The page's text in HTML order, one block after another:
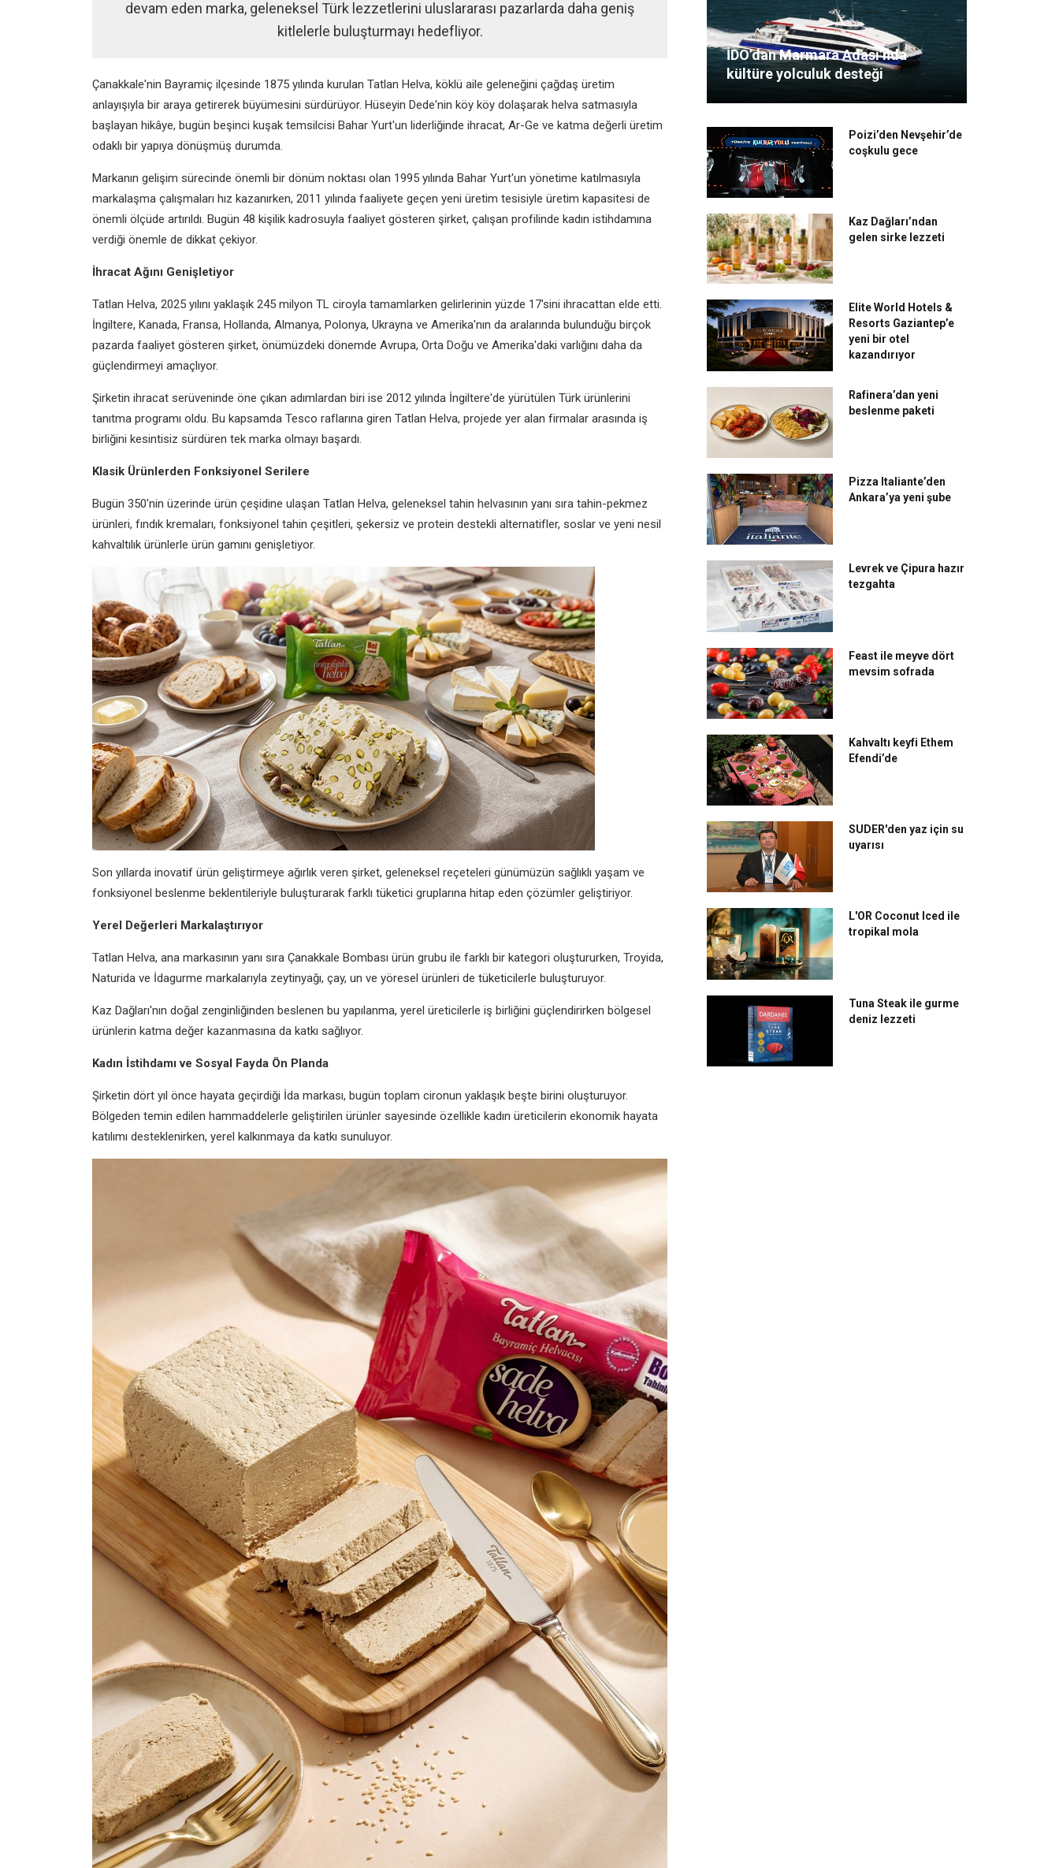
devam eden marka, geleneksel Türk lezzetlerini uluslararası pazarlarda daha geniş
kitlelerle buluşturmayı hedefliyor.
Çanakkale'nin Bayramiç ilçesinde 1875 yılında kurulan Tatlan Helva, köklü aile geleneğini çağdaş üretim
anlayışıyla bir araya getirerek büyümesini sürdürüyor. Hüseyin Dede'nin köy köy dolaşarak helva satmasıyla
başlayan hikâye, bugün beşinci kuşak temsilcisi Bahar Yurt'un liderliğinde ihracat, Ar-Ge ve katma değerli üretim
odaklı bir yapıya dönüşmüş durumda.
Markanın gelişim sürecinde önemli bir dönüm noktası olan 1995 yılında Bahar Yurt'un yönetime katılmasıyla
markalaşma çalışmaları hız kazanırken, 2011 yılında faaliyete geçen yeni üretim tesisiyle üretim kapasitesi de
önemli ölçüde artırıldı. Bugün 48 kişilik kadrosuyla faaliyet gösteren şirket, çalışan profilinde kadın istihdamına
verdiği önemle de dikkat çekiyor.
İhracat Ağını Genişletiyor
Tatlan Helva, 2025 yılını yaklaşık 245 milyon TL ciroyla tamamlarken gelirlerinin yüzde 17'sini ihracattan elde etti.
İngiltere, Kanada, Fransa, Hollanda, Almanya, Polonya, Ukrayna ve Amerika'nın da aralarında bulunduğu birçok
pazarda faaliyet gösteren şirket, önümüzdeki dönemde Avrupa, Orta Doğu ve Amerika'daki varlığını daha da
güçlendirmeyi amaçlıyor.
Şirketin ihracat serüveninde öne çıkan adımlardan biri ise 2012 yılında İngiltere'de yürütülen Türk ürünlerini
tanıtma programı oldu. Bu kapsamda Tesco raflarına giren Tatlan Helva, projede yer alan firmalar arasında iş
birliğini kesintisiz sürdüren tek marka olmayı başardı.
Klasik Ürünlerden Fonksiyonel Serilere
Bugün 350'nin üzerinde ürün çeşidine ulaşan Tatlan Helva, geleneksel tahin helvasının yanı sıra tahin-pekmez
ürünleri, fındık kremaları, fonksiyonel tahin çeşitleri, şekersiz ve protein destekli alternatifler, soslar ve yeni nesil
kahvaltılık ürünlerle ürün gamını genişletiyor.
Son yıllarda inovatif ürün geliştirmeye ağırlık veren şirket, geleneksel reçeteleri günümüzün sağlıklı yaşam ve
fonksiyonel beslenme beklentileriyle buluşturarak farklı tüketici gruplarına hitap eden çözümler geliştiriyor.
Yerel Değerleri Markalaştırıyor
Tatlan Helva, ana markasının yanı sıra Çanakkale Bombası ürün grubu ile farklı bir kategori oluştururken, Troyida,
Naturida ve İdagurme markalarıyla zeytinyağı, çay, un ve yöresel ürünleri de tüketicilerle buluşturuyor.
Kaz Dağları'nın doğal zenginliğinden beslenen bu yapılanma, yerel üreticilerle iş birliğini güçlendirirken bölgesel
ürünlerin katma değer kazanmasına da katkı sağlıyor.
Kadın İstihdamı ve Sosyal Fayda Ön Planda
Şirketin dört yıl önce hayata geçirdiği İda markası, bugün toplam cironun yaklaşık beşte birini oluşturuyor.
Bölgeden temin edilen hammaddelerle geliştirilen ürünler sayesinde özellikle kadın üreticilerin ekonomik hayata
katılımı desteklenirken, yerel kalkınmaya da katkı sunuluyor.
İDO’dan Marmara Adası’nda
kültüre yolculuk desteği
Poizi’den Nevşehir’de
coşkulu gece
Kaz Dağları’ndan
gelen sirke lezzeti
Elite World Hotels &
Resorts Gaziantep’e
yeni bir otel
kazandırıyor
Rafinera’dan yeni
beslenme paketi
Pizza Italiante’den
Ankara’ya yeni şube
Levrek ve Çipura hazır
tezgahta
Feast ile meyve dört
mevsim sofrada
Kahvaltı keyfi Ethem
Efendi’de
SUDER'den yaz için su
uyarısı
L'OR Coconut Iced ile
tropikal mola
Tuna Steak ile gurme
deniz lezzeti